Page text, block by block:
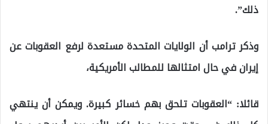
ذلك”.
وذكر ترامب أن الولايات المتحدة مستعدة لرفع العقوبات عن
إيران في حال امتثالها للمطالب الأمريكية،
قائلا: “العقوبات تلحق بهم خسائر كبيرة. ويمكن أن ينتهي